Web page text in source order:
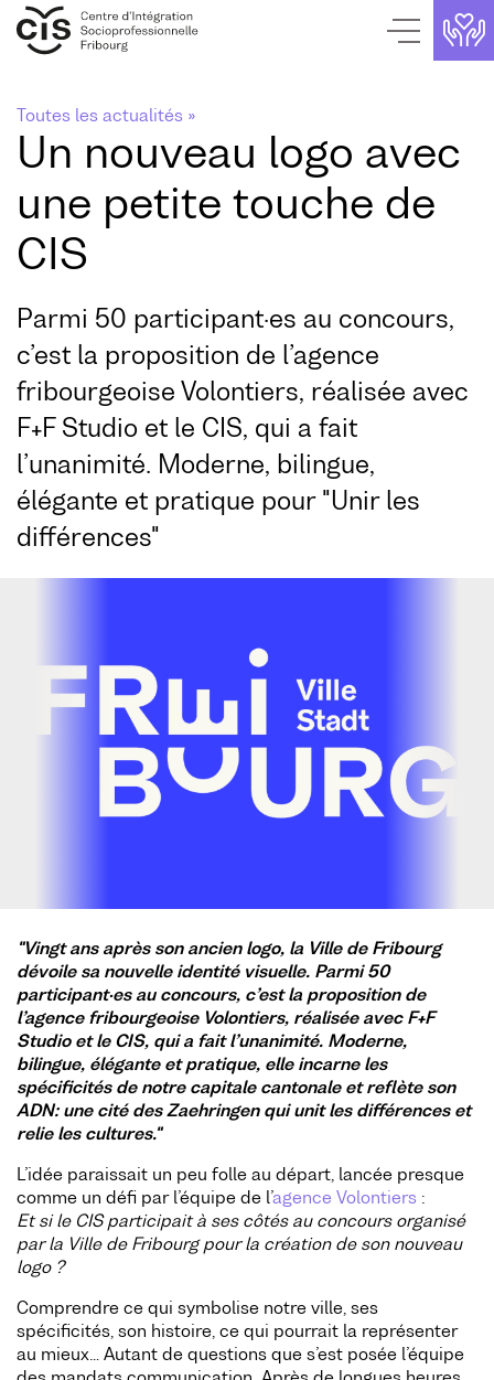
Navigation interne
Toutes les actualités »
Un nouveau logo avec
une petite touche de
CIS
Parmi 50 participant·es au concours,
c’est la proposition de l’agence
fribourgeoise Volontiers, réalisée avec
F+F Studio et le CIS, qui a fait
l’unanimité. Moderne, bilingue,
élégante et pratique pour "Unir les
différences"
"Vingt ans après son ancien logo, la Ville de Fribourg
dévoile sa nouvelle identité visuelle. Parmi 50
participant·es au concours, c’est la proposition de
l’agence fribourgeoise Volontiers, réalisée avec F+F
Studio et le CIS, qui a fait l’unanimité. Moderne,
bilingue, élégante et pratique, elle incarne les
spécificités de notre capitale cantonale et reflète son
ADN: une cité des Zaehringen qui unit les différences et
relie les cultures."
L’idée paraissait un peu folle au départ, lancée presque
comme un défi par l’équipe de l’agence Volontiers :
Et si le CIS participait à ses côtés au concours organisé
par la Ville de Fribourg pour la création de son nouveau
logo ?
Comprendre ce qui symbolise notre ville, ses
spécificités, son histoire, ce qui pourrait la représenter
au mieux… Autant de questions que s’est posée l’équipe